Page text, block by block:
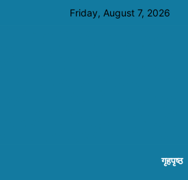
Friday, August 7, 2026
गृहपृष्ठ